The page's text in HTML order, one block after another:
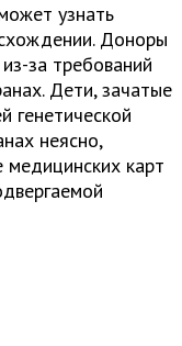
узнать
Доноры
за требований
Дети, зачатые
генетической
неясно,
медицинских карт